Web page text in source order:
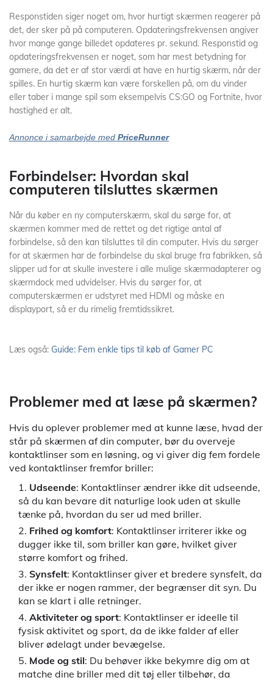
Responstiden siger noget om, hvor hurtigt skærmen reagerer på
det, der sker på på computeren. Opdateringsfrekvensen angiver
hvor mange gange billedet opdateres pr. sekund. Responstid og
opdateringsfrekvensen er noget, som har mest betydning for
gamere, da det er af stor værdi at have en hurtig skærm, når der
spilles. En hurtig skærm kan være forskellen på, om du vinder
eller taber i mange spil som eksempelvis CS:GO og Fortnite, hvor
hastighed er alt.
Annonce i samarbejde med PriceRunner
Forbindelser: Hvordan skal
computeren tilsluttes skærmen
Når du køber en ny computerskærm, skal du sørge for, at
skærmen kommer med de rettet og det rigtige antal af
forbindelse, så den kan tilsluttes til din computer. Hvis du sørger
for at skærmen har de forbindelse du skal bruge fra fabrikken, så
slipper ud for at skulle investere i alle mulige skærmadapterer og
skærmdock med udvidelser. Hvis du sørger for, at
computerskærmen er udstyret med HDMI og måske en
displayport, så er du rimelig fremtidssikret.
Læs også: Guide: Fem enkle tips til køb af Gamer PC
Problemer med at læse på skærmen?
Hvis du oplever problemer med at kunne læse, hvad der
står på skærmen af din computer, bør du overveje
kontaktlinser som en løsning, og vi giver dig fem fordele
ved kontaktlinser fremfor briller:
Udseende: Kontaktlinser ændrer ikke dit udseende,
så du kan bevare dit naturlige look uden at skulle
tænke på, hvordan du ser ud med briller.
Frihed og komfort: Kontaktlinser irriterer ikke og
dugger ikke til, som briller kan gøre, hvilket giver
større komfort og frihed.
Synsfelt: Kontaktlinser giver et bredere synsfelt, da
der ikke er nogen rammer, der begrænser dit syn. Du
kan se klart i alle retninger.
Aktiviteter og sport: Kontaktlinser er ideelle til
fysisk aktivitet og sport, da de ikke falder af eller
bliver ødelagt under bevægelse.
Mode og stil: Du behøver ikke bekymre dig om at
matche dine briller med dit tøj eller tilbehør, da